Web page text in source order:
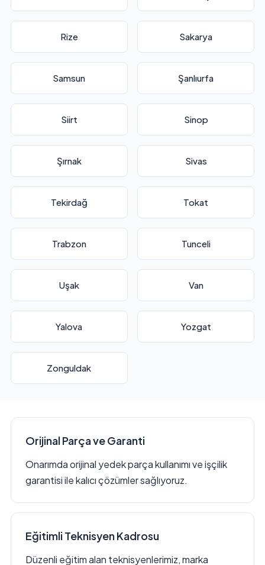
Rize Sakarya
Samsun Şanlıurfa
Siirt Sinop
Şırnak Sivas
Tekirdağ Tokat
Trabzon Tunceli
Uşak Van
Yalova Yozgat
Zonguldak
Orijinal Parça ve Garanti
Onarımda orijinal yedek parça kullanımı ve işçilik
garantisi ile kalıcı çözümler sağlıyoruz.
Eğitimli Teknisyen Kadrosu
Düzenli eğitim alan teknisyenlerimiz, marka